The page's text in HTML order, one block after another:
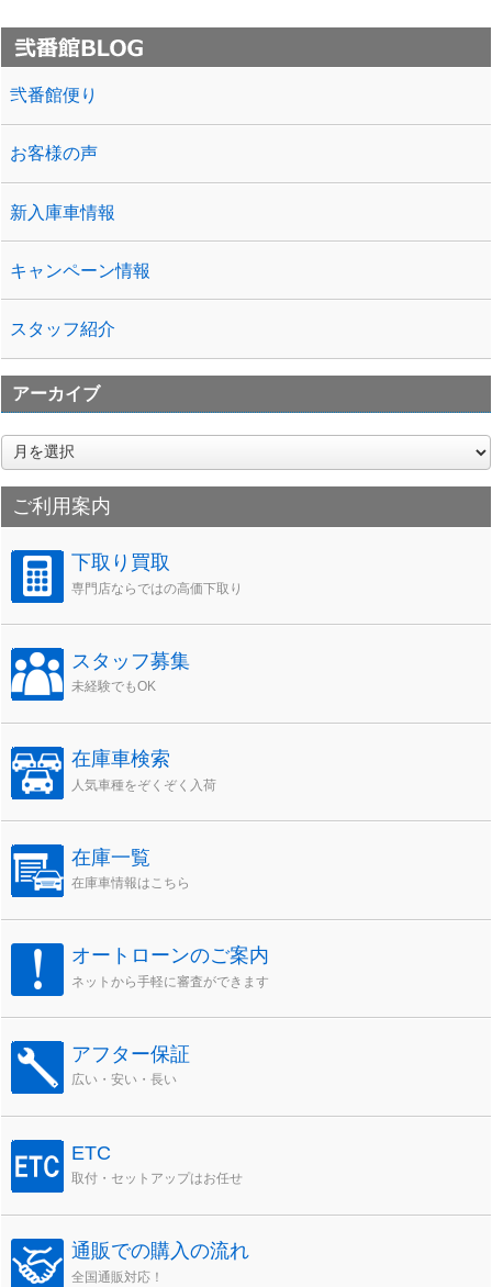
弐番館便り
お客様の声
新入庫車情報
キャンペーン情報
スタッフ紹介
アーカイブ
ア
ー
カ
イ
ブ
ご利用案内
下取り買取
専門店ならではの高価下取り
スタッフ募集
未経験でもOK
在庫車検索
人気車種をぞくぞく入荷
在庫一覧
在庫車情報はこちら
オートローンのご案内
ネットから手軽に審査ができます
アフター保証
広い・安い・長い
ETC
取付・セットアップはお任せ
通販での購入の流れ
全国通販対応！